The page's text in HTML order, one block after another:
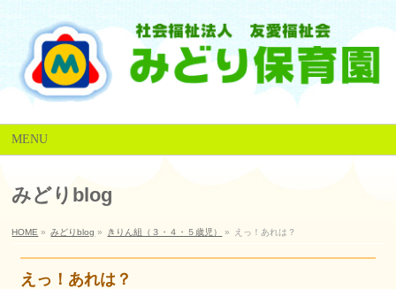
MENU
みどりblog
HOME » みどりblog » きりん組（３・４・５歳児） » えっ！あれは？
えっ！あれは？